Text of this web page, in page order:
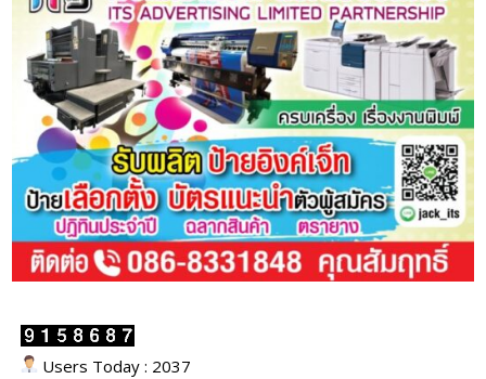
Users Today : 2037